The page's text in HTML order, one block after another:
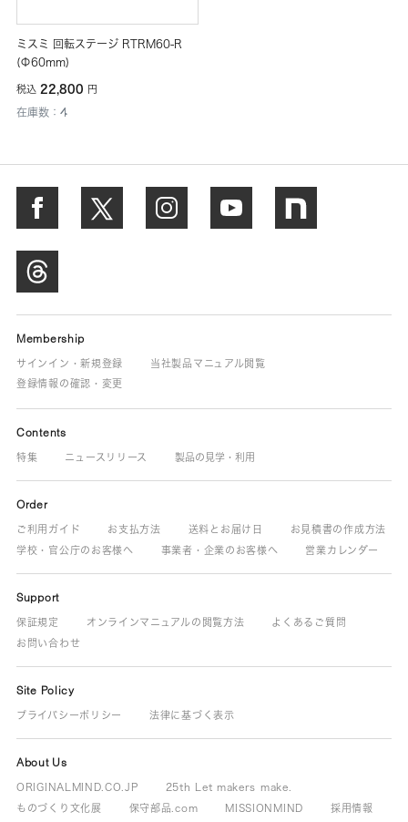
ミスミ 回転ステージ RTRM60-R
(Φ60mm)
税込 22,800 円
在庫数：4
Membership
サインイン・新規登録
当社製品マニュアル閲覧
登録情報の確認・変更
Contents
特集 ニュースリリース 製品の見学・利用
Order
ご利用ガイド お支払方法 送料とお届け日
お見積書の作成方法
学校・官公庁のお客様へ
事業者・企業のお客様へ 営業カレンダー
Support
保証規定 オンラインマニュアルの閲覧方法
よくあるご質問
お問い合わせ
Site Policy
プライバシーポリシー 法律に基づく表示
About Us
ORIGINALMIND.CO.JP
25th Let makers make.
ものづくり文化展
保守部品.com MISSIONMIND 採用情報